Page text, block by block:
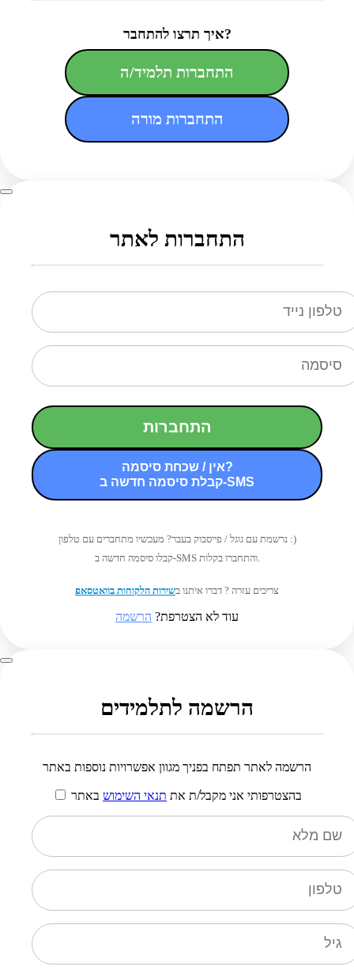
איך תרצו להתחבר?
התחברות תלמיד/ה
התחברות מורה
התחברות לאתר
התחברות
אין / שכחת סיסמה?
קבלת סיסמה חדשה ב-SMS
נרשמת עם גוגל / פייסבוק בעבר? מעכשיו מתחברים עם טלפון :)
קבלו סיסמה חדשה ב-SMS והתחברו בקלות.
צריכים עזרה ? דברו איתנו בשירות הלקוחות בוואטסאפ
עוד לא הצטרפת? הרשמה
הרשמה לתלמידים
הרשמה לאתר תפתח בפניך מגוון אפשרויות נוספות באתר
בהצטרפותי אני מקבל/ת את תנאי השימוש באתר